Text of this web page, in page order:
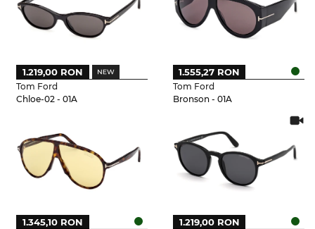
Tom Ford
Chloe-02 - 01A
1.219,00 RON
Tom Ford
Bronson - 01A
1.555,27 RON
1.345,10 RON 1.219,00 RON